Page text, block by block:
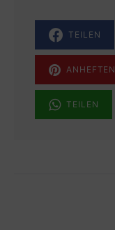
TEILEN
ANHEFTEN
TEILEN